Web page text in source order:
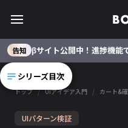
告知 βサイト公開中！進捗機能
シリーズ目次
トップ / UIアイデア入門 / カート&
UIパターン検証